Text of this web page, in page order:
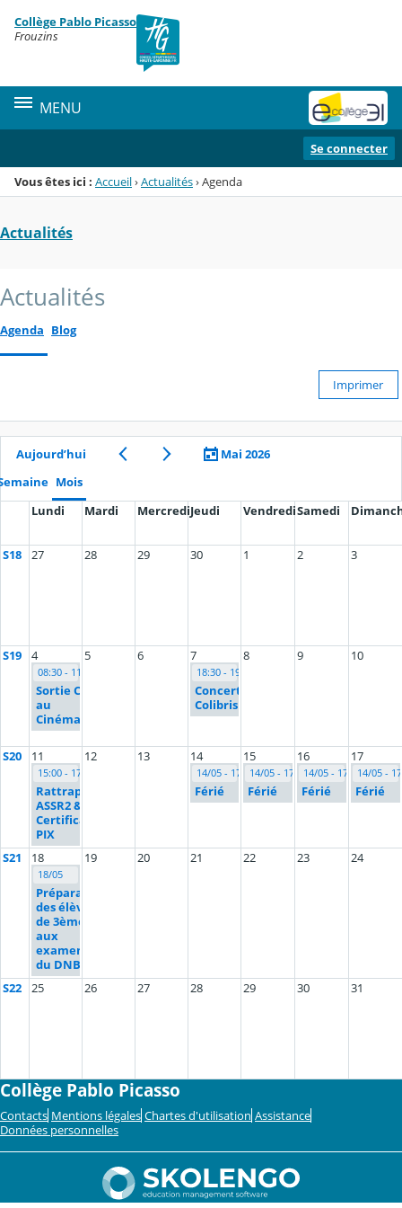
Menu de la rubrique
Contenu
Collège Pablo Picasso
Frouzins
MENU
Se connecter
Vous êtes ici : Accueil›Actualités›Agenda
Actualités
Actualités
Agenda Blog
Imprimer
Aujourd’hui
Mai 2026
Mois
Lundi
Mardi MercrediJeudi VendrediSamedi
S18 27 28 29 30 1 2 3
S19 4
08:30 - 11:30
Sortie Collège
au
Cinéma_301&306
5 6 7
18:30 - 19:50
Concert
Colibris
8 9 10
S20 11
15:00 - 17:00
Rattrapage
ASSR2 &
Certification
PIX
12 13 14
14/05 - 17/05
Férié
15
14/05 - 17/05
Férié
16
14/05 - 17/05
Férié
17
14/05 -
Férié
S21 18
18/05
Préparation
des élèves
de 3ème
aux
examens
du DNB
19 20 21 22 23 24
S22 25 26 27 28 29 30 31
Collège Pablo Picasso
Contacts Mentions légales Chartes d'utilisation Assistance
Données personnelles